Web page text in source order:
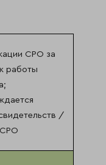
СРО за
работы
/
СРО